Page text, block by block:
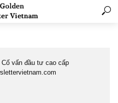
Cố vấn đầu tư cao cấp